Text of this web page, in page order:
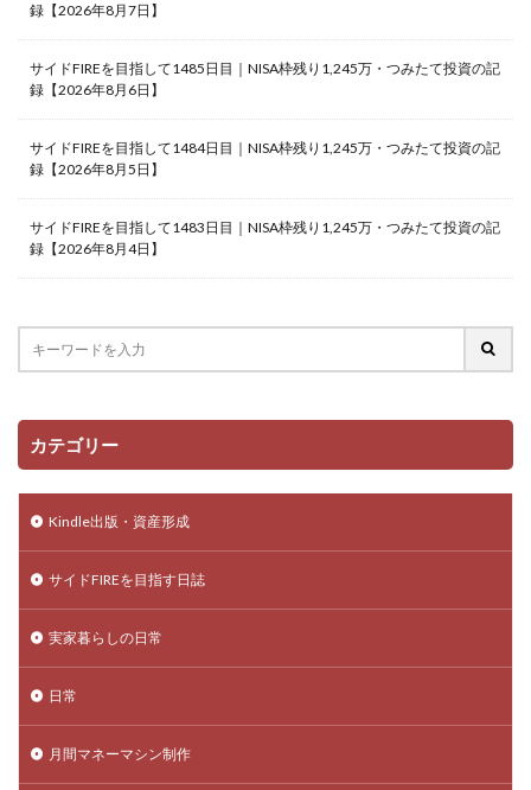
録【2026年8月7日】
サイドFIREを目指して1485日目｜NISA枠残り1,245万・つみたて投資の記
録【2026年8月6日】
サイドFIREを目指して1484日目｜NISA枠残り1,245万・つみたて投資の記
録【2026年8月5日】
サイドFIREを目指して1483日目｜NISA枠残り1,245万・つみたて投資の記
録【2026年8月4日】
カテゴリー
Kindle出版・資産形成
サイドFIREを目指す日誌
実家暮らしの日常
日常
月間マネーマシン制作